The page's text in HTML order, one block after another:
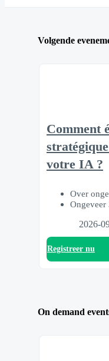
Volgende
Comment
votre IA ?
Over
Ongeveer
2026-
Registreer nu
On demand